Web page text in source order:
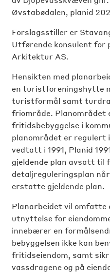
Øvstabødalen, planid
Forslagsstiller er
Utførende konsulent for
Arkitektur AS.
Hensikten med
en turistforeningshytte
turistformål samt
friområde. Planområdet
fritidsbebyggelse i
planområdet er regulert
vedtatt i 1991, Planid
gjeldende plan avsatt til
detaljreguleringsplan
erstatte gjeldende plan.
Planarbeidet vil omfatte
utnyttelse for
innebærer en
bebyggelsen ikke kan
fritidseiendom, samt
vassdragene og på